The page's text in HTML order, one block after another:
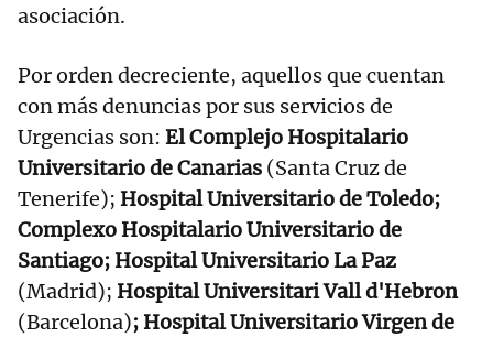
asociación.
Por orden decreciente, aquellos que cuentan
con más denuncias por sus servicios de
Urgencias son: El Complejo Hospitalario
Universitario de Canarias (Santa Cruz de
Tenerife); Hospital Universitario de Toledo;
Complexo Hospitalario Universitario de
Santiago; Hospital Universitario La Paz
(Madrid); Hospital Universitari Vall d'Hebron
(Barcelona); Hospital Universitario Virgen de